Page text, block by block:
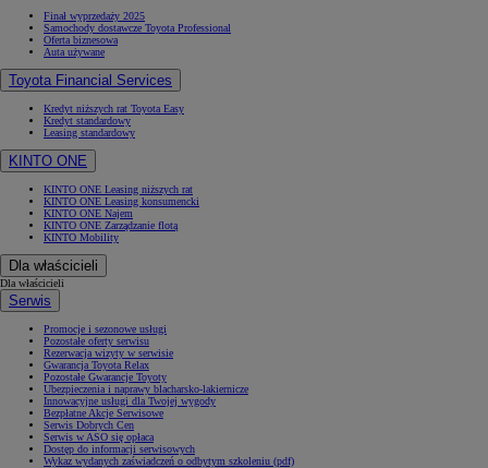
Finał wyprzedaży 2025
Samochody dostawcze Toyota Professional
Oferta biznesowa
Auta używane
Toyota Financial Services
Kredyt niższych rat Toyota Easy
Kredyt standardowy
Leasing standardowy
KINTO ONE
KINTO ONE Leasing niższych rat
KINTO ONE Leasing konsumencki
KINTO ONE Najem
KINTO ONE Zarządzanie flotą
KINTO Mobility
Dla właścicieli
Dla właścicieli
Serwis
Promocje i sezonowe usługi
Pozostałe oferty serwisu
Rezerwacja wizyty w serwisie
Gwarancja Toyota Relax
Pozostałe Gwarancje Toyoty
Ubezpieczenia i naprawy blacharsko-lakiernicze
Innowacyjne usługi dla Twojej wygody
Bezpłatne Akcje Serwisowe
Serwis Dobrych Cen
Serwis w ASO się opłaca
Dostęp do informacji serwisowych
Wykaz wydanych zaświadczeń o odbytym szkoleniu (pdf)